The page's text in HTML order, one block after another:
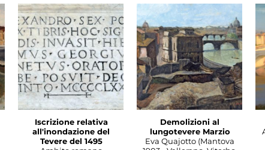
Iscrizione relativa
all'inondazione del
Tevere del 1495
Demolizioni al
lungotevere Marzio
Eva Quajotto (Mantova